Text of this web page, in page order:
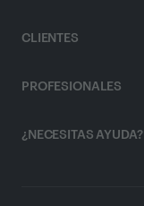
CLIENTES
PROFESIONALES
¿NECESITAS AYUDA?